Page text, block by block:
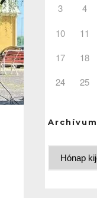
3
4
10
11
17
18
24
25
Archívum